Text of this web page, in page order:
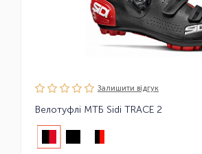
Залишити вiдгук
Велотуфлі МТБ Sidi TRACE 2